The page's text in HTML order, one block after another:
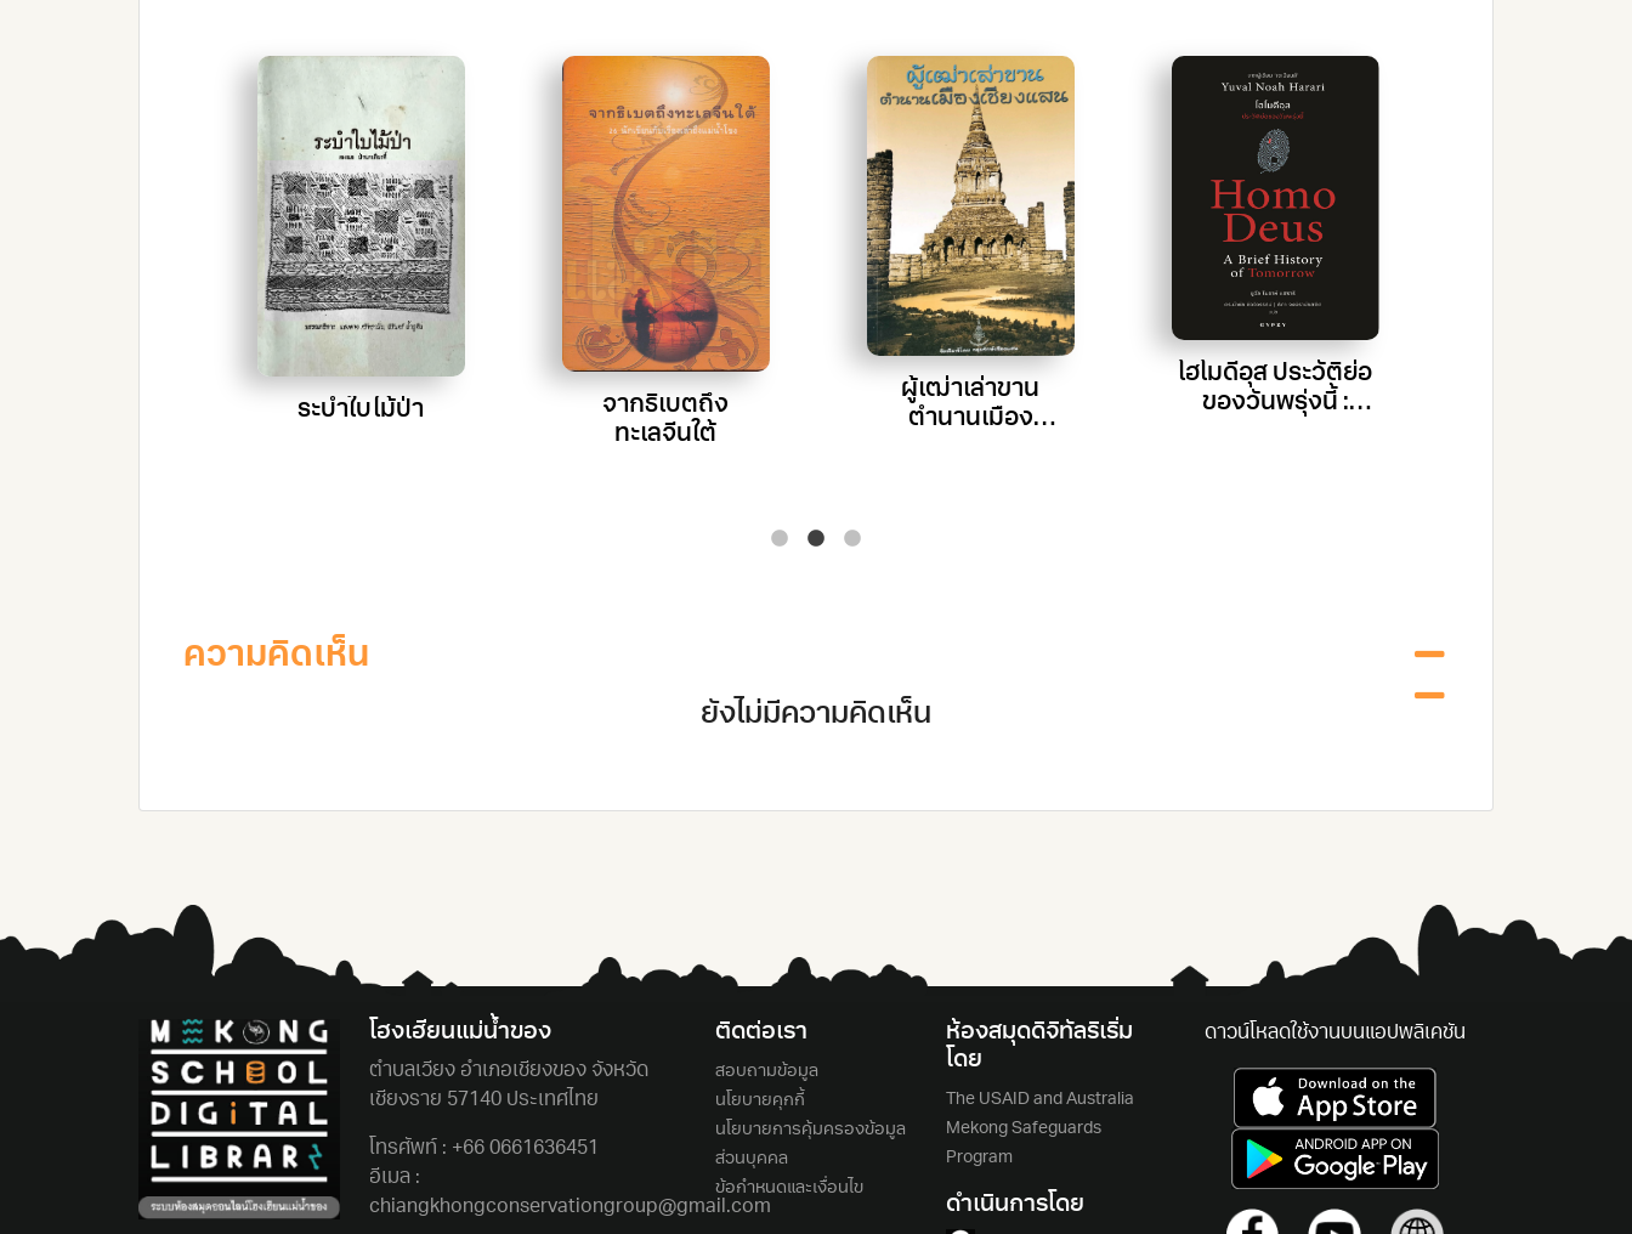
ระบำใบไม้ป่า
จากธิเบตถึง
ทะเลจีนใต้
ผู้เฒ่าเล่าขาน
ตำนานเมือง
โฮโมดีอุส ประวัติย่อ
ของวันพรุ่งนี้ :
ความคิดเห็น
ยังไม่มีความคิดเห็น
โฮงเฮียนแม่นํ้าของ
ตําบลเวียง อําเภอเชียงของ จังหวัด
เชียงราย 57140 ประเทศไทย
โทรศัพท์ : +66 0661636451
อีเมล :
chiangkhongconservationgroup@gmail.com
ติดต่อเรา
สอบถามข้อมูล
นโยบายคุกกี้
นโยบายการคุ้มครองข้อมูล
ส่วนบุคคล
ข้อกำหนดและเงื่อนไข
ห้องสมุดดิจิทัลริเริ่ม
โดย
The USAID and Australia
Mekong Safeguards
Program
ดำเนินการโดย
ดาวน์โหลดใช้งานบนแอปพลิเคชัน